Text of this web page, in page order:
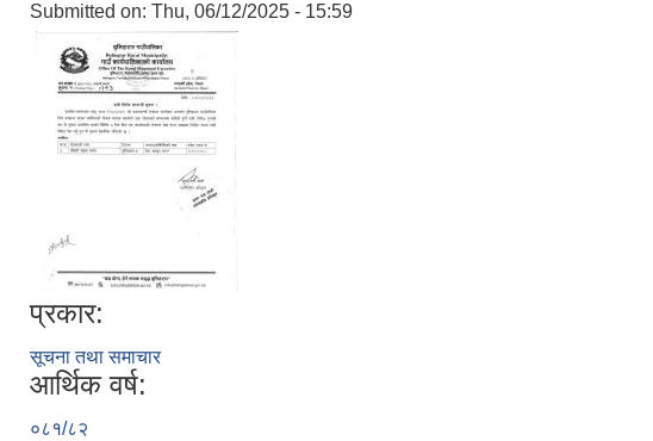
Submitted on: Thu, 06/12/2025 - 15:59
प्रकार:
सूचना तथा समाचार
आर्थिक वर्ष:
०८१/८२